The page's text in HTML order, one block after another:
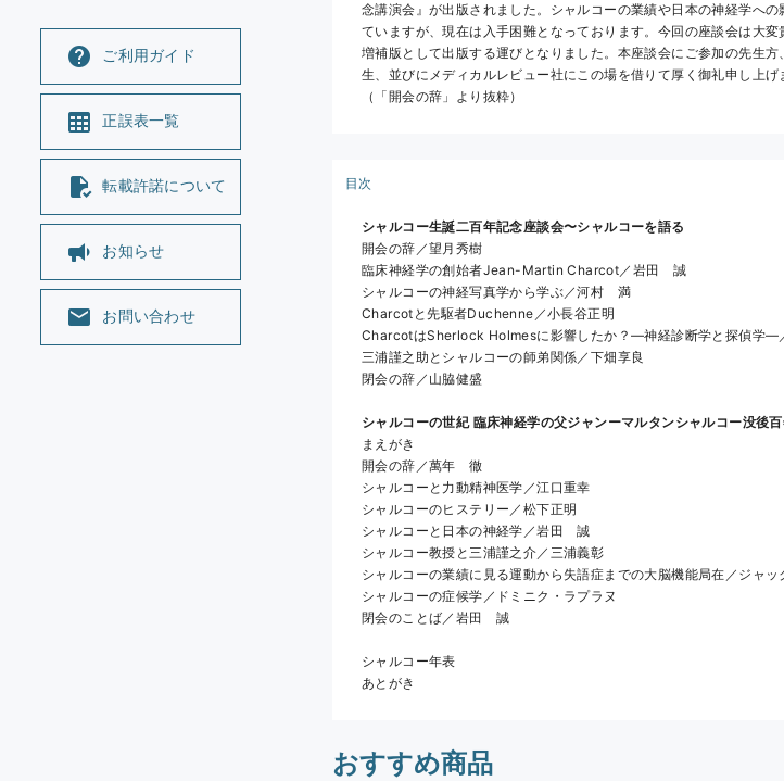
ご利用ガイド
正誤表一覧
転載許諾について
お知らせ
お問い合わせ
念講演会』が出版されました。シャルコーの業績や日本の神経学へ
ていますが、現在は入手困難となっております。今回の座談会は大変
増補版として出版する運びとなりました。本座談会にご参加の先生
生、並びにメディカルレビュー社にこの場を借りて厚く御礼申し上げ
（「開会の辞」より抜粋）
目次
シャルコー生誕二百年記念座談会〜シャルコーを語る
開会の辞／望月秀樹
臨床神経学の創始者Jean-Martin Charcot／岩田　誠
シャルコーの神経写真学から学ぶ／河村　満
Charcotと先駆者Duchenne／小長谷正明
CharcotはSherlock Holmesに影響したか？―神経診断学と探偵学―
三浦謹之助とシャルコーの師弟関係／下畑享良
閉会の辞／山脇健盛
シャルコーの世紀 臨床神経学の父ジャンーマルタンシャルコー没後
まえがき
開会の辞／萬年　徹
シャルコーと力動精神医学／江口重幸
シャルコーのヒステリー／松下正明
シャルコーと日本の神経学／岩田　誠
シャルコー教授と三浦謹之介／三浦義彰
シャルコーの業績に見る運動から失語症までの大脳機能局在／ジャッ
シャルコーの症候学／ドミニク・ラプラヌ
閉会のことば／岩田　誠
シャルコー年表
あとがき
おすすめ商品